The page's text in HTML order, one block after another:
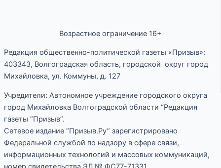
Возрастное ограничение 16+
Редакция общественно-политической газеты «Призыв»:
403343, Волгоградская область, городской округ город
Михайловка, ул. Коммуны, д. 127
Учредители: Автономное учреждение городского округа
город Михайловка Волгоградской области “Редакция
газеты “Призыв”.
Сетевое издание “Призыв.Ру” зарегистрировано
Федеральной службой по надзору в сфере связи,
информационных технологий и массовых коммуникаций,